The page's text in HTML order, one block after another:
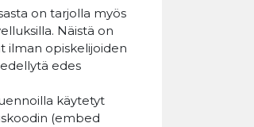
on tarjolla myös
Näistä on
ilman opiskelijoiden
edes
käytetyt
(embed